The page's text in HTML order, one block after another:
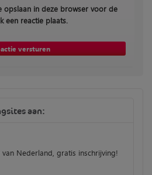
opslaan in deze browser voor de
een reactie plaats.
aan:
Nederland, gratis inschrijving!